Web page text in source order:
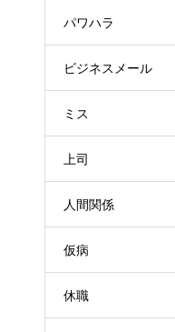
パワハラ
ビジネスメール
ミス
上司
人間関係
仮病
休職